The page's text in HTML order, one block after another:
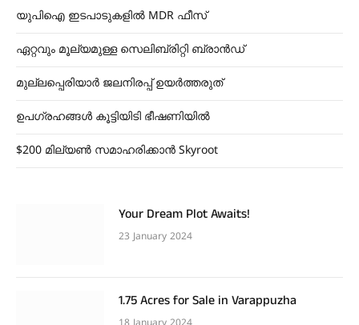
യുപിഐ ഇടപാടുകളിൽ MDR ഫീസ്
ഏറ്റവും മൂല്യമുള്ള സെലിബ്രിറ്റി ബ്രാൻഡ്
മുല്ലപ്പെരിയാർ ജലനിരപ്പ് ഉയർത്തരുത്
ഉപഗ്രഹങ്ങൾ കൂട്ടിയിടി ഭീഷണിയിൽ
$200 മില്യൺ സമാഹരിക്കാൻ Skyroot
Your Dream Plot Awaits!
23 January 2024
1.75 Acres for Sale in Varappuzha